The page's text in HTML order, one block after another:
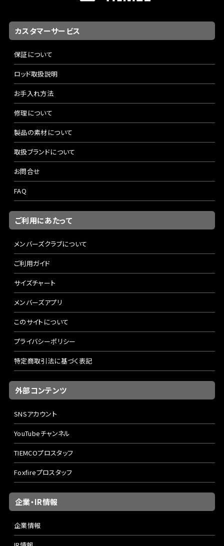
カスタマーサービス
保証について
ロッド取扱説明
お手入れ方法
修理について
製品の素材について
取扱ブランドについて
お問合せ
FAQ
ご利用にあたって
メンバーズクラブについて
ご利用ガイド
サイズチャート
メンバーズアプリ
このサイトについて
プライバシーポリシー
特定商取引法に基づく表記
外部コンテンツ
SNSアカウント
YouTubeチャンネル
TIEMCOプロスタッフ
Foxfireプロスタッフ
企業・IR情報
企業情報